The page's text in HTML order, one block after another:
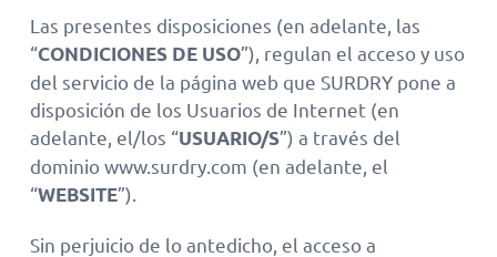
Las presentes disposiciones (en adelante, las
“CONDICIONES DE USO”), regulan el acceso y uso
del servicio de la página web que SURDRY pone a
disposición de los Usuarios de Internet (en
adelante, el/los “USUARIO/S”) a través del
dominio www.surdry.com (en adelante, el
“WEBSITE”).
Sin perjuicio de lo antedicho, el acceso a